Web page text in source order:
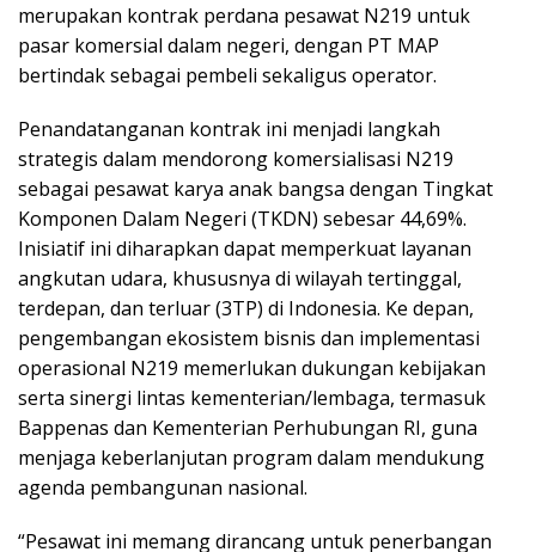
merupakan kontrak perdana pesawat N219 untuk
pasar komersial dalam negeri, dengan PT MAP
bertindak sebagai pembeli sekaligus operator.
Penandatanganan kontrak ini menjadi langkah
strategis dalam mendorong komersialisasi N219
sebagai pesawat karya anak bangsa dengan Tingkat
Komponen Dalam Negeri (TKDN) sebesar 44,69%.
Inisiatif ini diharapkan dapat memperkuat layanan
angkutan udara, khususnya di wilayah tertinggal,
terdepan, dan terluar (3TP) di Indonesia. Ke depan,
pengembangan ekosistem bisnis dan implementasi
operasional N219 memerlukan dukungan kebijakan
serta sinergi lintas kementerian/lembaga, termasuk
Bappenas dan Kementerian Perhubungan RI, guna
menjaga keberlanjutan program dalam mendukung
agenda pembangunan nasional.
“Pesawat ini memang dirancang untuk penerbangan